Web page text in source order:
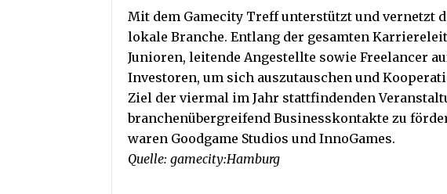
Mit dem Gamecity Treff unterstützt und vernetzt
lokale Branche. Entlang der gesamten
Junioren, leitende Angestellte sowie Freelancer
Investoren, um sich auszutauschen und
Ziel der viermal im Jahr stattfindenden
branchenübergreifend Businesskontakte zu
waren Goodgame Studios und InnoGames.
Quelle: gamecity:Hamburg